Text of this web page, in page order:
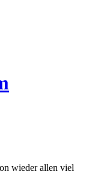
wieder allen viel